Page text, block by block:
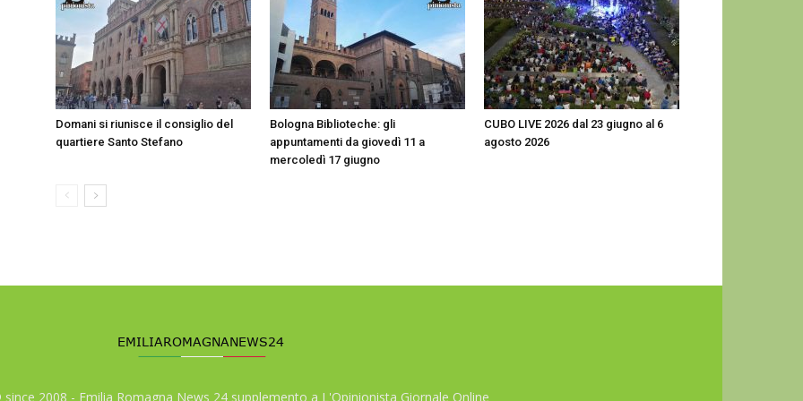
Domani si riunisce il consiglio del
quartiere Santo Stefano
Bologna Biblioteche: gli
appuntamenti da giovedì 11 a
mercoledì 17 giugno
CUBO LIVE 2026 dal 23 giugno al 6
agosto 2026
2008 - Emilia Romagna News 24 supplemento a L'Opinionista Giornale Online